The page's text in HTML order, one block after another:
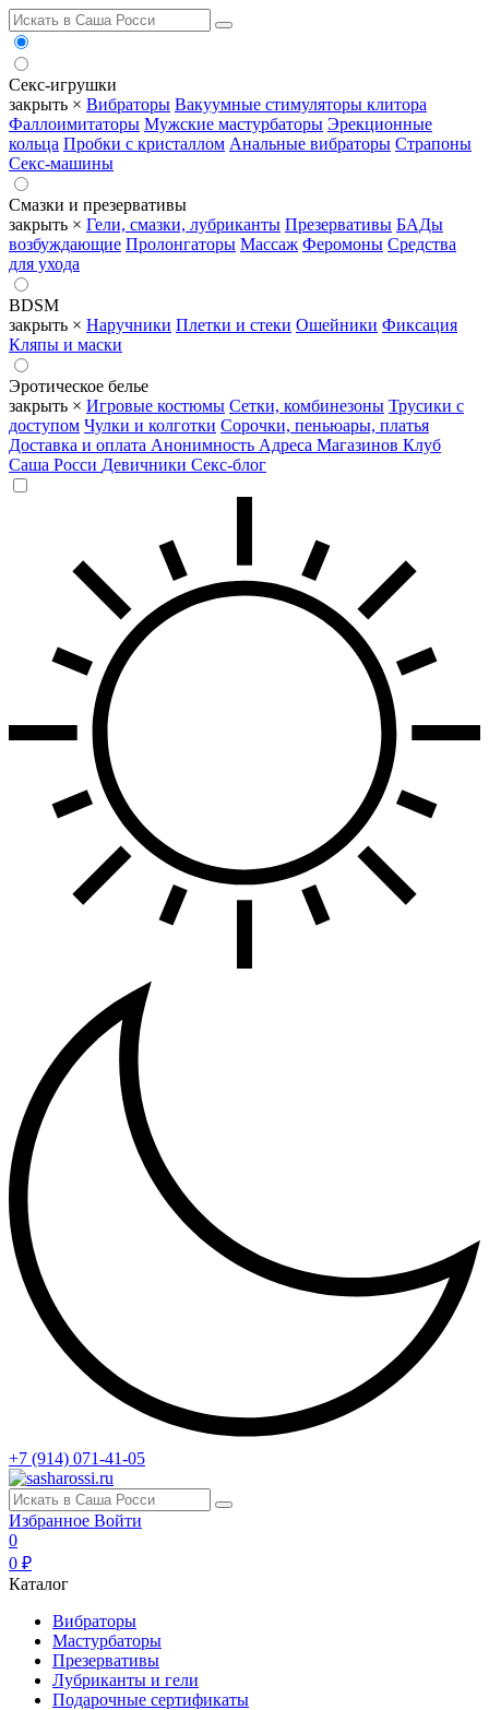
Секс-игрушки
закрыть × Вибраторы Вакуумные стимуляторы клитора
Фаллоимитаторы Мужские мастурбаторы Эрекционные
кольца Пробки с кристаллом Анальные вибраторы Страпоны
Секс-машины
Смазки и презервативы
закрыть × Гели, смазки, лубриканты Презервативы БАДы
возбуждающие Пролонгаторы Массаж Феромоны Средства
для ухода
BDSM
закрыть × Наручники Плетки и стеки Ошейники Фиксация
Кляпы и маски
Эротическое белье
закрыть × Игровые костюмы Сетки, комбинезоны Трусики с
доступом Чулки и колготки Сорочки, пеньюары, платья
Доставка и оплата Анонимность Адреса Магазинов Клуб
Саша Росси Девичники Секс-блог
+7 (914) 071-41-05
Избранное Войти
0
0 ₽
Каталог
Вибраторы
Мастурбаторы
Презервативы
Лубриканты и гели
Подарочные сертификаты